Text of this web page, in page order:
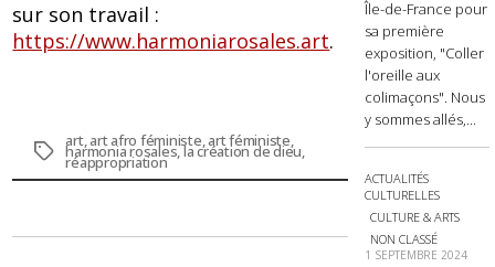
sur son travail :
https://www.harmoniarosales.art.
Étiquettes
art,art afro féministe,art féministe,
harmonia rosales,la création de dieu,
réappropriation
Île-de-France pour
sa première
exposition, "Coller
l'oreille aux
colimaçons". Nous
y sommes allés,...
ACTUALITÉS
CULTURELLES
CULTURE & ARTS
NON CLASSÉ
1 SEPTEMBRE 2024